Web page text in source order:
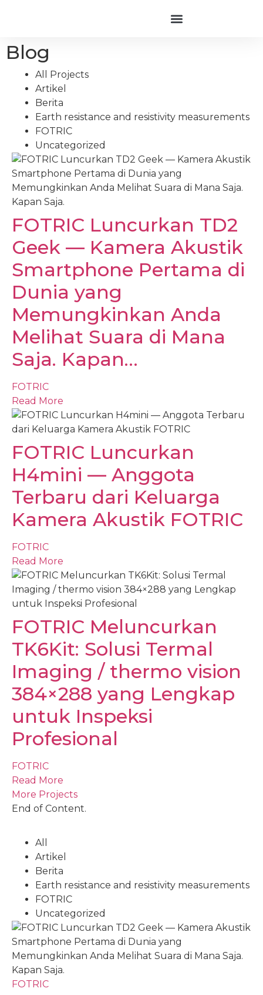
Blog
All Projects
Artikel
Berita
Earth resistance and resistivity measurements
FOTRIC
Uncategorized
FOTRIC Luncurkan TD2
Geek — Kamera Akustik
Smartphone Pertama di
Dunia yang
Memungkinkan Anda
Melihat Suara di Mana
Saja. Kapan…
FOTRIC
Read More
FOTRIC Luncurkan
H4mini — Anggota
Terbaru dari Keluarga
Kamera Akustik FOTRIC
FOTRIC
Read More
FOTRIC Meluncurkan
TK6Kit: Solusi Termal
Imaging / thermo vision
384×288 yang Lengkap
untuk Inspeksi
Profesional
FOTRIC
Read More
More Projects
End of Content.
All
Artikel
Berita
Earth resistance and resistivity measurements
FOTRIC
Uncategorized
FOTRIC